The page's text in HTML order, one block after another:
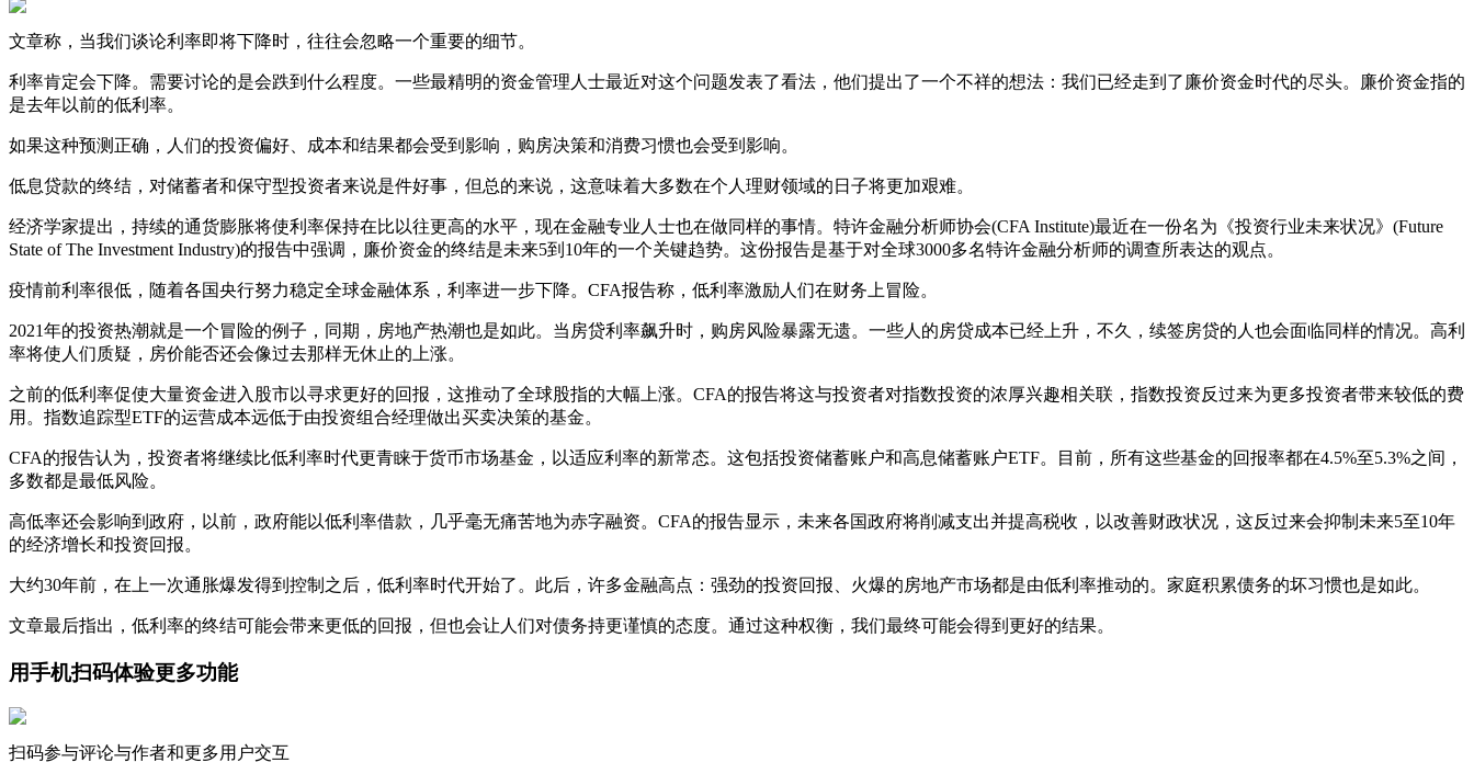
文章称，当我们谈论利率即将下降时，往往会忽略一个重要的细节。
利率肯定会下降。需要讨论的是会跌到什么程度。一些最精明的资金管理人士最近对这个问题发表了看法，他们提出了一个不祥的想法：我们已经走到了廉价资金时代的尽头。廉价资金指的
是去年以前的低利率。
如果这种预测正确，人们的投资偏好、成本和结果都会受到影响，购房决策和消费习惯也会受到影响。
低息贷款的终结，对储蓄者和保守型投资者来说是件好事，但总的来说，这意味着大多数在个人理财领域的日子将更加艰难。
经济学家提出，持续的通货膨胀将使利率保持在比以往更高的水平，现在金融专业人士也在做同样的事情。特许金融分析师协会(CFA Institute)最近在一份名为《投资行业未来状况》(Future
State of The Investment Industry)的报告中强调，廉价资金的终结是未来5到10年的一个关键趋势。这份报告是基于对全球3000多名特许金融分析师的调查所表达的观点。
疫情前利率很低，随着各国央行努力稳定全球金融体系，利率进一步下降。CFA报告称，低利率激励人们在财务上冒险。
2021年的投资热潮就是一个冒险的例子，同期，房地产热潮也是如此。当房贷利率飙升时，购房风险暴露无遗。一些人的房贷成本已经上升，不久，续签房贷的人也会面临同样的情况。高利
率将使人们质疑，房价能否还会像过去那样无休止的上涨。
之前的低利率促使大量资金进入股市以寻求更好的回报，这推动了全球股指的大幅上涨。CFA的报告将这与投资者对指数投资的浓厚兴趣相关联，指数投资反过来为更多投资者带来较低的费
用。指数追踪型ETF的运营成本远低于由投资组合经理做出买卖决策的基金。
CFA的报告认为，投资者将继续比低利率时代更青睐于货币市场基金，以适应利率的新常态。这包括投资储蓄账户和高息储蓄账户ETF。目前，所有这些基金的回报率都在4.5%至5.3%之间，
多数都是最低风险。
高低率还会影响到政府，以前，政府能以低利率借款，几乎毫无痛苦地为赤字融资。CFA的报告显示，未来各国政府将削减支出并提高税收，以改善财政状况，这反过来会抑制未来5至10年
的经济增长和投资回报。
大约30年前，在上一次通胀爆发得到控制之后，低利率时代开始了。此后，许多金融高点：强劲的投资回报、火爆的房地产市场都是由低利率推动的。家庭积累债务的坏习惯也是如此。
文章最后指出，低利率的终结可能会带来更低的回报，但也会让人们对债务持更谨慎的态度。通过这种权衡，我们最终可能会得到更好的结果。
用手机扫码体验更多功能
扫码参与评论与作者和更多用户交互